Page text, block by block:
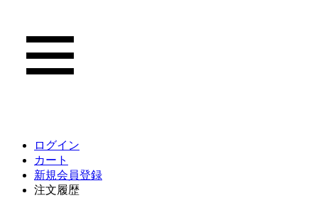
ログイン
カート
新規会員登録
注文履歴